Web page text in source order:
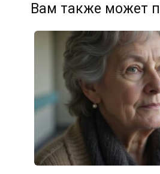
Вам также может